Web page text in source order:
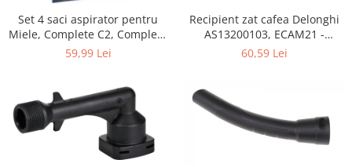
Playere, Boxe & Casti
Telescoape & Optica
Televizoare & accesorii
Ambalaje cadouri
Cadouri
Curatenie si intretinere
Set 4 saci aspirator pentru
Miele, Complete C2, Complete
C3, Classic C1, S8, S5, S2,
59,99 Lei
Recipient zat cafea Delonghi
AS13200103, ECAM21 -
ECAM25
60,59 Lei